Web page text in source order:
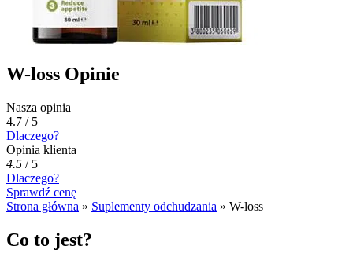
W-loss Opinie
Nasza opinia
4.7 / 5
Dlaczego?
Opinia klienta
4.5 / 5
Dlaczego?
Sprawdź cenę
Strona główna » Suplementy odchudzania » W-loss
Co to jest?